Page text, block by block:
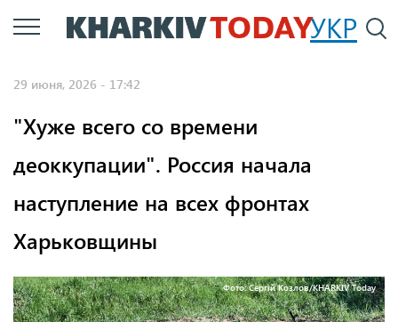
Перейти
к
УКР
29 июня, 2026 - 17:42
"Хуже всего со времени
деоккупации". Россия начала
наступление на всех фронтах
Харьковщины
Фото: Сергій Козлов/KHARKIV Today